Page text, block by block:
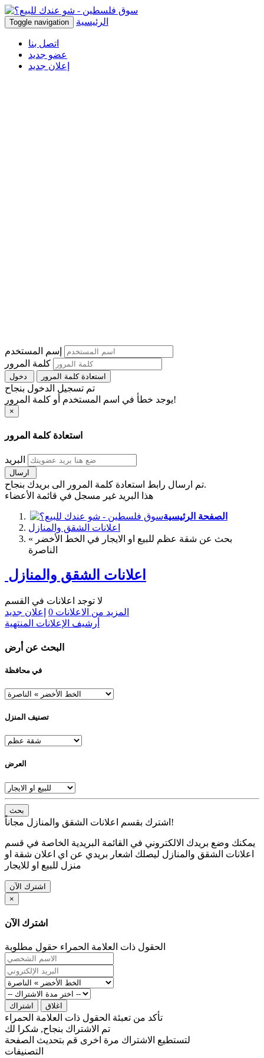
Toggle navigation الرئيسية
اتصل بنا
عضو جديد
إعلان جديد
إسم المستخدم
كلمة المرور
استعادة كلمة المرور
تم تسجيل الدخول بنجاح
يوجد خطأ في اسم المستخدم أو كلمة المرور!
×
استعادة كلمة المرور
البريد
تم ارسال رابط استعادة كلمة المرور الى بريدك بنجاح.
هذا البريد غير مسجل في قائمة الأعضاء
الصفحة الرئيسية
اعلانات الشقق والمنازل
بحث عن شقة عظم للبيع او الايجار في الخط الأخضر »
الناصرة
اعلانات الشقق والمنازل
لا توجد اعلانات في القسم
المزيد من الاعلانات 0 إعلان جديد
أرشيف الإعلانات المنتهية
البحث عن أرض
في محافظة
تصنيف المنزل
العرض
بحث
اشترك بقسم اعلانات الشقق والمنازل مجاناً!
يمكنك وضع بريدك الالكتروني في القائمة البريدية الخاصة في قسم
اعلانات الشقق والمنازل ليصلك اشعار بريدي عن اي اعلان شقة او
منزل للبيع او للايجار
اشترك الآن
×
اشترك الآن
الحقول ذات العلامة الحمراء حقول مطلوبة
اشتراك اغلاق
تأكد من تعبئة الحقول ذات العلامة الحمراء
تم الاشتراك بنجاح, شكرا لك
لتستطيع الاشتراك مرة اخرى قم بتحديث الصفحة
التصنيفات